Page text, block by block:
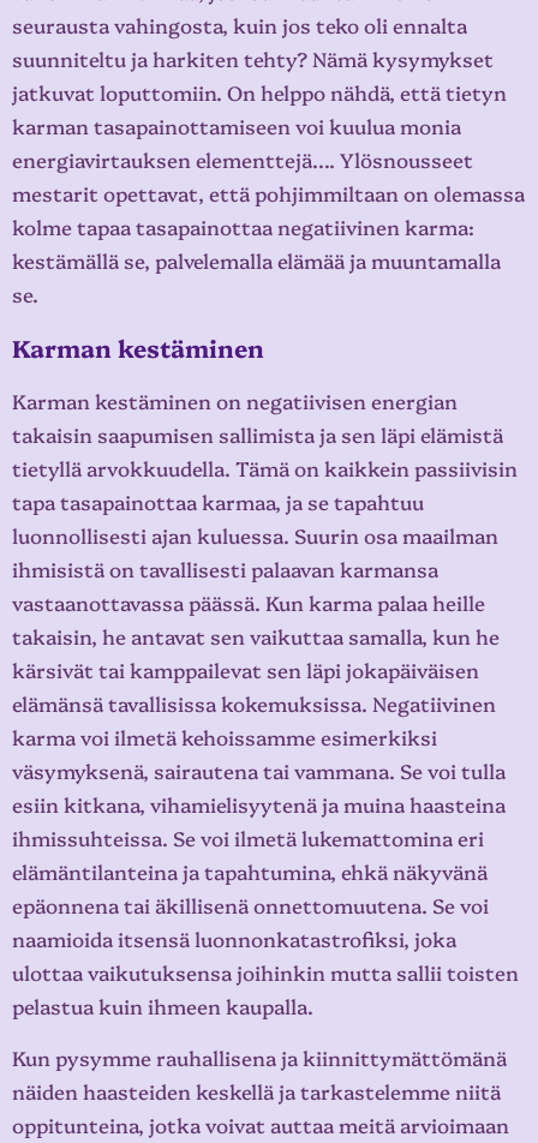
seurausta vahingosta, kuin jos teko oli ennalta
suunniteltu ja harkiten tehty? Nämä kysymykset
jatkuvat loputtomiin. On helppo nähdä, että tietyn
karman tasapainottamiseen voi kuulua monia
energiavirtauksen elementtejä…. Ylösnousseet
mestarit opettavat, että pohjimmiltaan on olemassa
kolme tapaa tasapainottaa negatiivinen karma:
kestämällä se, palvelemalla elämää ja muuntamalla
se.
Karman kestäminen
Karman kestäminen on negatiivisen energian
takaisin saapumisen sallimista ja sen läpi elämistä
tietyllä arvokkuudella. Tämä on kaikkein passiivisin
tapa tasapainottaa karmaa, ja se tapahtuu
luonnollisesti ajan kuluessa. Suurin osa maailman
ihmisistä on tavallisesti palaavan karmansa
vastaanottavassa päässä. Kun karma palaa heille
takaisin, he antavat sen vaikuttaa samalla, kun he
kärsivät tai kamppailevat sen läpi jokapäiväisen
elämänsä tavallisissa kokemuksissa. Negatiivinen
karma voi ilmetä kehoissamme esimerkiksi
väsymyksenä, sairautena tai vammana. Se voi tulla
esiin kitkana, vihamielisyytenä ja muina haasteina
ihmissuhteissa. Se voi ilmetä lukemattomina eri
elämäntilanteina ja tapahtumina, ehkä näkyvänä
epäonnena tai äkillisenä onnettomuutena. Se voi
naamioida itsensä luonnonkatastrofiksi, joka
ulottaa vaikutuksensa joihinkin mutta sallii toisten
pelastua kuin ihmeen kaupalla.
Kun pysymme rauhallisena ja kiinnittymättömänä
näiden haasteiden keskellä ja tarkastelemme niitä
oppitunteina, jotka voivat auttaa meitä arvioimaan